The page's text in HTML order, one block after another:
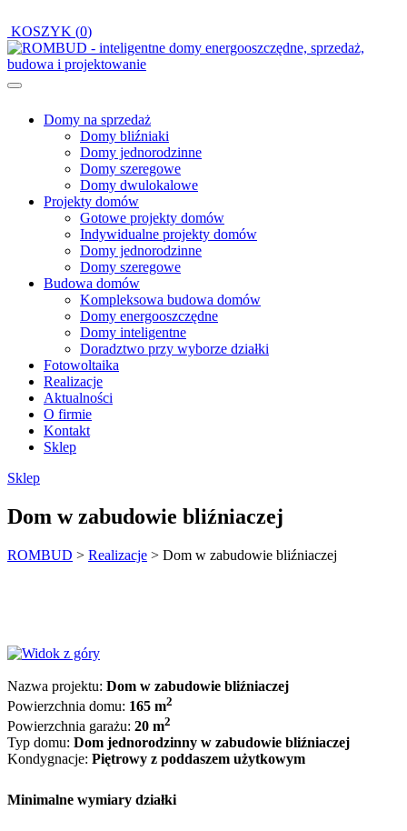
KOSZYK (0)
Domy na sprzedaż
Domy bliźniaki
Domy jednorodzinne
Domy szeregowe
Domy dwulokalowe
Projekty domów
Gotowe projekty domów
Indywidualne projekty domów
Domy jednorodzinne
Domy szeregowe
Budowa domów
Kompleksowa budowa domów
Domy energooszczędne
Domy inteligentne
Doradztwo przy wyborze działki
Fotowoltaika
Realizacje
Aktualności
O firmie
Kontakt
Sklep
Sklep
Dom w zabudowie bliźniaczej
ROMBUD > Realizacje > Dom w zabudowie bliźniaczej
Nazwa projektu: Dom w zabudowie bliźniaczej
Powierzchnia domu: 165 m2
Powierzchnia garażu: 20 m2
Typ domu: Dom jednorodzinny w zabudowie bliźniaczej
Kondygnacje: Piętrowy z poddaszem użytkowym
Minimalne wymiary działki